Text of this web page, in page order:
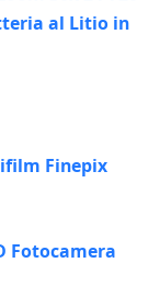
Finepix
Fotocamera